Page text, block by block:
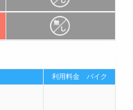
利用料金 バイク